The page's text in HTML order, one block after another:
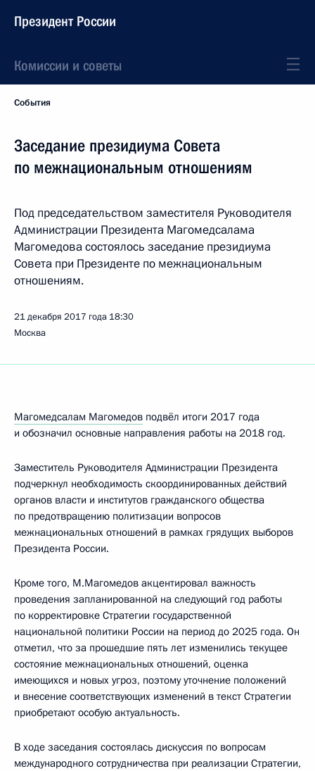
Президент России
Комиссии и советы
События
Заседание президиума Совета
по межнациональным отношениям
Под председательством заместителя Руководителя
Администрации Президента Магомедсалама
Магомедова состоялось заседание президиума
Совета при Президенте по межнациональным
отношениям.
21 декабря 2017 года 18:30
Москва
Магомедсалам Магомедов подвёл итоги 2017 года
и обозначил основные направления работы на 2018 год.
Заместитель Руководителя Администрации Президента
подчеркнул необходимость скоординированных действий
органов власти и институтов гражданского общества
по предотвращению политизации вопросов
межнациональных отношений в рамках грядущих выборов
Президента России.
Кроме того, М.Магомедов акцентировал важность
проведения запланированной на следующий год работы
по корректировке Стратегии государственной
национальной политики России на период до 2025 года. Он
отметил, что за прошедшие пять лет изменились текущее
состояние межнациональных отношений, оценка
имеющихся и новых угроз, поэтому уточнение положений
и внесение соответствующих изменений в текст Стратегии
приобретают особую актуальность.
В ходе заседания состоялась дискуссия по вопросам
международного сотрудничества при реализации Стратегии,